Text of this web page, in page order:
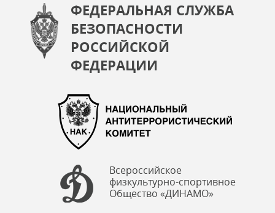
ФЕДЕРАЛЬНАЯ СЛУЖБА
БЕЗОПАСНОСТИ
РОССИЙСКОЙ
ФЕДЕРАЦИИ
Всероссийское
физкультурно-спортивное
Общество «ДИНАМО»